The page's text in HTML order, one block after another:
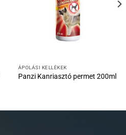
ÁPOLÁSI KELLÉKEK
Panzi Kanriasztó permet 200ml